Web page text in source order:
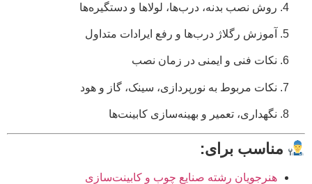
روش نصب بدنه، درب‌ها، لولاها و دستگیره‌ها
آموزش رگلاژ درب‌ها و رفع ایرادات متداول
نکات فنی و ایمنی در زمان نصب
نکات مربوط به نورپردازی، سینک، گاز و هود
نگهداری، تعمیر و بهینه‌سازی کابینت‌ها
مناسب برای:
هنرجویان رشته صنایع چوب و کابینت‌سازی